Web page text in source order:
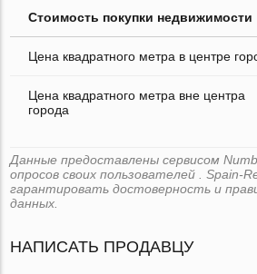
Стоимость покупки недвижимости
Цена квадратного метра в центре
Цена квадратного метра вне центра
города
Данные предоставлены сервисом
опросов своих пользователей . Spain-
гарантировать достоверность и
данных.
НАПИСАТЬ ПРОДАВЦУ